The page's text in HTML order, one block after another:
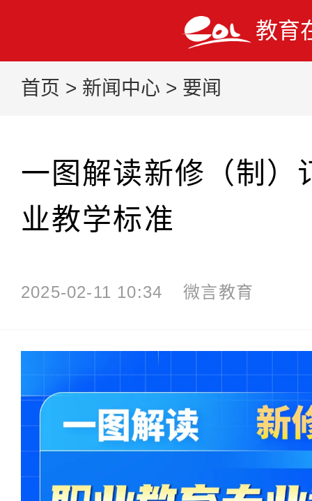
教育
首页 > 新闻中心 > 要闻
一图解读新修（制）
业教学标准
2025-02-11 10:34 微言教育